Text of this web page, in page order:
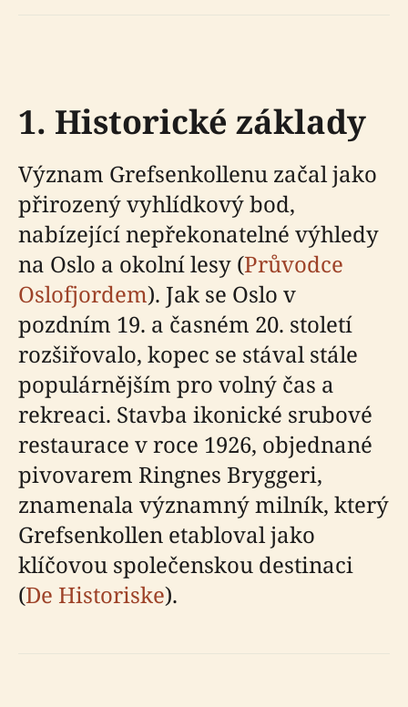
1. Historické základy
Význam Grefsenkollenu začal jako
přirozený vyhlídkový bod,
nabízející nepřekonatelné výhledy
na Oslo a okolní lesy (Průvodce
Oslofjordem). Jak se Oslo v
pozdním 19. a časném 20. století
rozšiřovalo, kopec se stával stále
populárnějším pro volný čas a
rekreaci. Stavba ikonické srubové
restaurace v roce 1926, objednané
pivovarem Ringnes Bryggeri,
znamenala významný milník, který
Grefsenkollen etabloval jako
klíčovou společenskou destinaci
(De Historiske).